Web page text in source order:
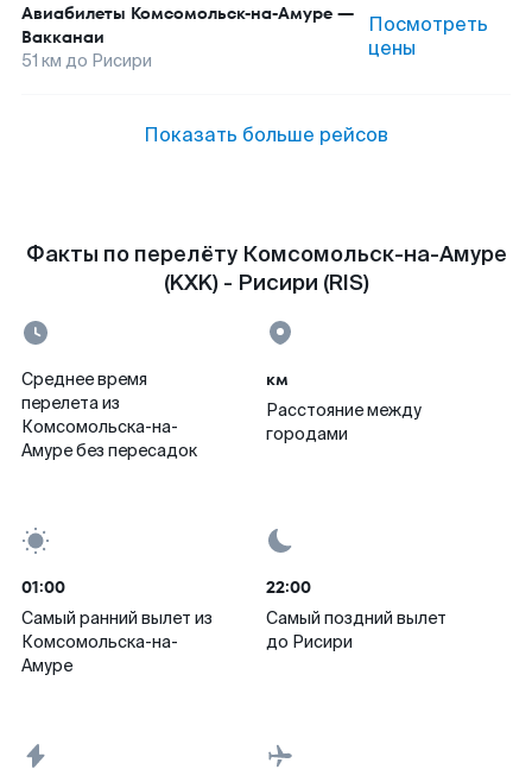
Авиабилеты Комсомольск-на-Амуре —
Вакканаи
51 км до Рисири
Посмотреть
цены
Показать больше рейсов
Факты по перелёту Комсомольск-на-Амуре
(KXK) - Рисири (RIS)
Среднее время
перелета из
Комсомольска-на-
Амуре без пересадок
км
Расстояние между
городами
01:00
Самый ранний вылет из
Комсомольска-на-
Амуре
22:00
Самый поздний вылет
до Рисири